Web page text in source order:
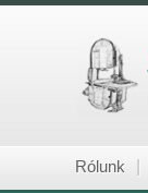
Rólunk